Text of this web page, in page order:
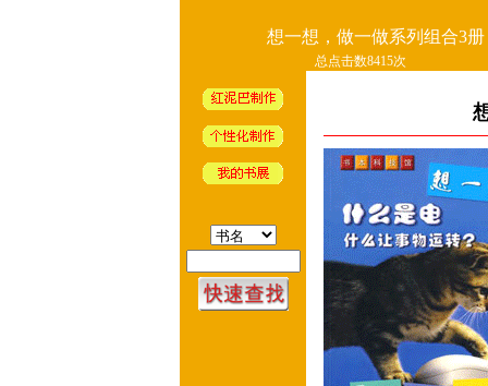
想一想，做一做系列组合3册
总点击数8415次